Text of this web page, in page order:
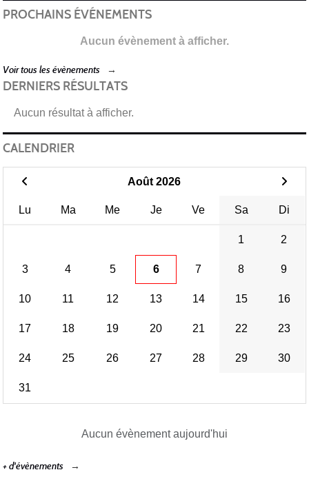
PROCHAINS ÉVÉNEMENTS
Aucun évènement à afficher.
Voir tous les évènements
DERNIERS RÉSULTATS
Aucun résultat à afficher.
CALENDRIER
Août 2026
Lu Ma Me Je Ve Sa Di
1 2
3 4 5 6 7 8 9
10 11 12 13 14 15 16
17 18 19 20 21 22 23
24 25 26 27 28 29 30
31
Aucun évènement aujourd'hui
+ d'évènements